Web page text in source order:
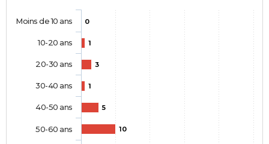
0
1
3
1
5
10
Moins de 10 ans
10-20 ans
20-30 ans
30-40 ans
40-50 ans
50-60 ans